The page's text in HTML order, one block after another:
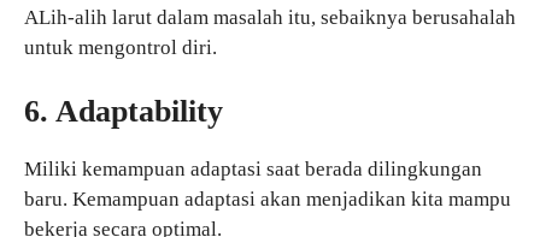
ALih-alih larut dalam masalah itu, sebaiknya berusahalah
untuk mengontrol diri.
6. Adaptability
Miliki kemampuan adaptasi saat berada dilingkungan
baru. Kemampuan adaptasi akan menjadikan kita mampu
bekerja secara optimal.